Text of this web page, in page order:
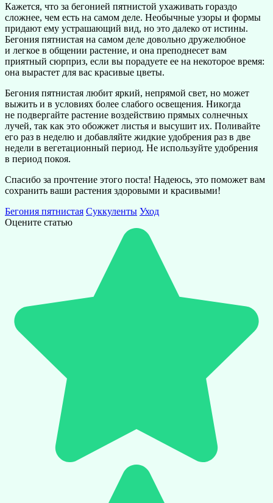
Кажется, что за бегонией пятнистой ухаживать гораздо
сложнее, чем есть на самом деле. Необычные узоры и формы
придают ему устрашающий вид, но это далеко от истины.
Бегония пятнистая на самом деле довольно дружелюбное
и легкое в общении растение, и она преподнесет вам
приятный сюрприз, если вы порадуете ее на некоторое время:
она вырастет для вас красивые цветы.
Бегония пятнистая любит яркий, непрямой свет, но может
выжить и в условиях более слабого освещения. Никогда
не подвергайте растение воздействию прямых солнечных
лучей, так как это обожжет листья и высушит их. Поливайте
его раз в неделю и добавляйте жидкие удобрения раз в две
недели в вегетационный период. Не используйте удобрения
в период покоя.
Спасибо за прочтение этого поста! Надеюсь, это поможет вам
сохранить ваши растения здоровыми и красивыми!
Бегония пятнистая Суккуленты Уход
Оцените статью